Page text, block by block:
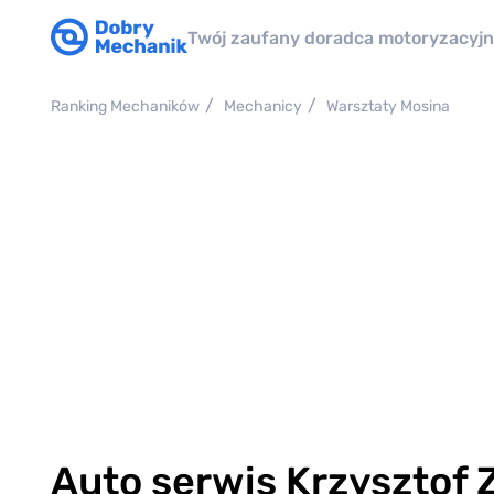
Twój zaufany doradca
Ranking Mechaników Mechanicy Warsztaty Mosina
Auto serwis Krzysztof